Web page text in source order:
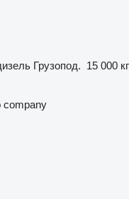
Грузопод. 15 000 кг
company